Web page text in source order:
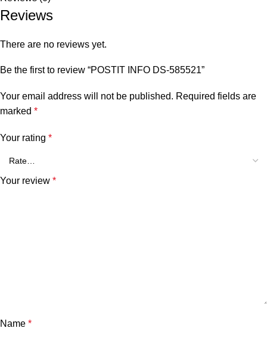
Reviews
There are no reviews yet.
Be the first to review “POSTIT INFO DS-585521”
Your email address will not be published. Required fields are
marked *
Your rating *
Your review *
Name *